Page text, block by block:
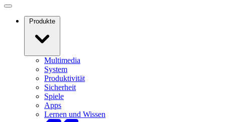
Produkte
Multimedia
System
Produktivität
Sicherheit
Spiele
Apps
Lernen und Wissen